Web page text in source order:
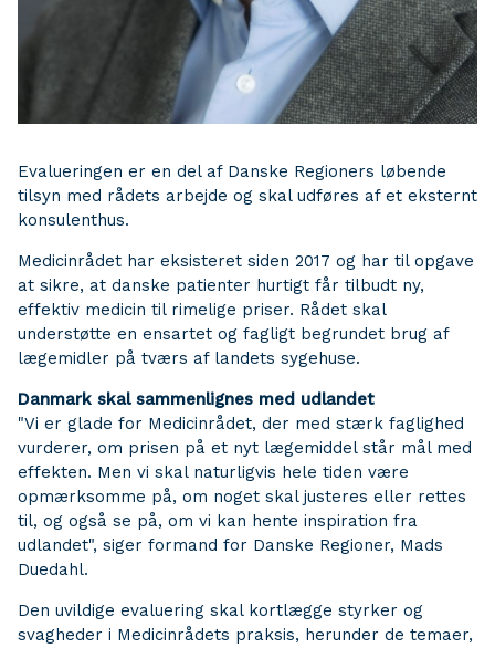
Evalueringen er en del af Danske Regioners løbende
tilsyn med rådets arbejde og skal udføres af et eksternt
konsulenthus.
Medicinrådet har eksisteret siden 2017 og har til opgave
at sikre, at danske patienter hurtigt får tilbudt ny,
effektiv medicin til rimelige priser. Rådet skal
understøtte en ensartet og fagligt begrundet brug af
lægemidler på tværs af landets sygehuse.
Danmark skal sammenlignes med udlandet
"Vi er glade for Medicinrådet, der med stærk faglighed
vurderer, om prisen på et nyt lægemiddel står mål med
effekten. Men vi skal naturligvis hele tiden være
opmærksomme på, om noget skal justeres eller rettes
til, og også se på, om vi kan hente inspiration fra
udlandet", siger formand for Danske Regioner, Mads
Duedahl.
Den uvildige evaluering skal kortlægge styrker og
svagheder i Medicinrådets praksis, herunder de temaer,